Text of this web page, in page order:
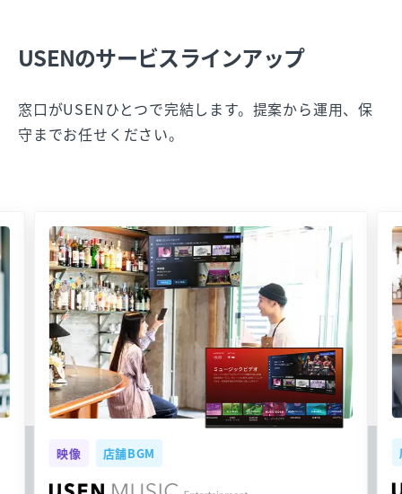
USENのサービスラインアップ
窓口がUSENひとつで完結します。提案から運用、保
守までお任せください。
映像 店舗BGM